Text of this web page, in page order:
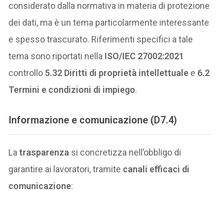
considerato dalla normativa in materia di protezione
dei dati, ma è un tema particolarmente interessante
e spesso trascurato. Riferimenti specifici a tale
tema sono riportati nella ISO/IEC 27002:2021
controllo 5.32 Diritti di proprietà intellettuale e 6.2
Termini e condizioni di impiego.
Informazione e comunicazione (D7.4)
Latrasparenza si concretizza nell’obbligo di
garantire ai lavoratori, tramite canali efficaci di
comunicazione: